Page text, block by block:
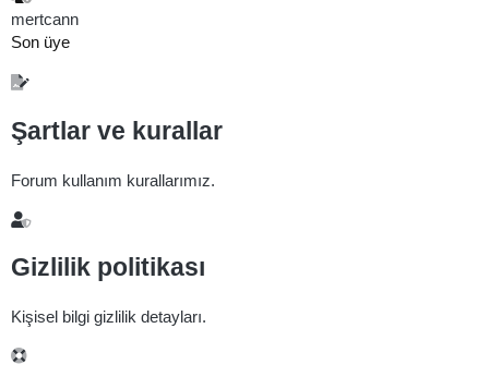
mertcann
Son üye
Şartlar ve kurallar
Forum kullanım kurallarımız.
Gizlilik politikası
Kişisel bilgi gizlilik detayları.